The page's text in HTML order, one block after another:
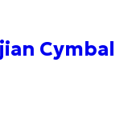
Cymbal